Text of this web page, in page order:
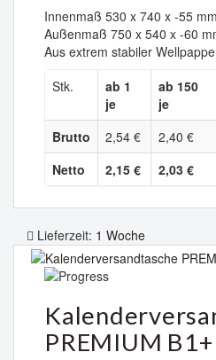
Innenmaß 530 x 740 x -55 mm
Außenmaß 750 x 540 x -60
Aus extrem stabiler Wellpappe
Stk.
ab 1
je
ab 150
je
Brutto
2,54 € 2,40 €
Netto
2,15 € 2,03 €
Lieferzeit: 1 Woche
PREMIUM